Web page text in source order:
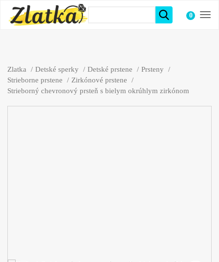
0
Zlatka Detské sperky Detské prstene
Prsteny
Strieborne prstene
Zirkónové prstene
Strieborný chevronový prsteň s bielym okrúhlym zirkónom